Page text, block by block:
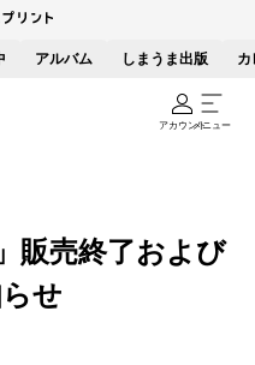
アルバム しまうま出版 カ
アカウントメニュー
販売終了および
せ